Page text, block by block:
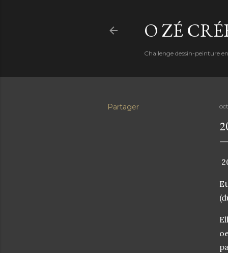
O ZÉ
Challenge dessin-peinture
Partager